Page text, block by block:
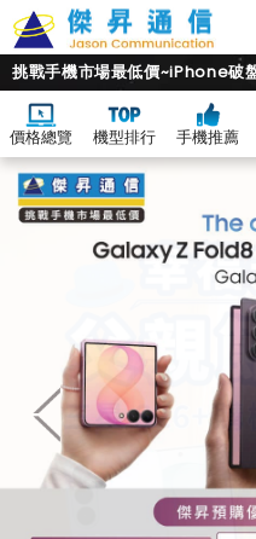
挑戰手機市場最低價~iPhone破
價格總覽 機型排行 手機推薦